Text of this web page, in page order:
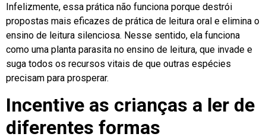
Infelizmente, essa prática não funciona porque destrói
propostas mais eficazes de prática de leitura oral e elimina o
ensino de leitura silenciosa. Nesse sentido, ela funciona
como uma planta parasita no ensino de leitura, que invade e
suga todos os recursos vitais de que outras espécies
precisam para prosperar.
Incentive as crianças a ler de
diferentes formas